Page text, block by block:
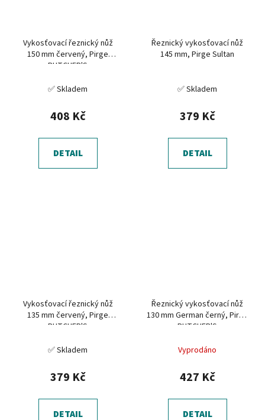
Vykosťovací řeznický nůž
150 mm červený, Pirge
BUTCHER'S
✅ Skladem
408 Kč
DETAIL
Řeznický vykosťovací nůž
145 mm, Pirge Sultan
✅ Skladem
379 Kč
DETAIL
Vykosťovací řeznický nůž
135 mm červený, Pirge
BUTCHER'S
✅ Skladem
379 Kč
DETAIL
Řeznický vykosťovací nůž
130 mm German černý, Pirge
BUTCHER'S
Vyprodáno
427 Kč
DETAIL